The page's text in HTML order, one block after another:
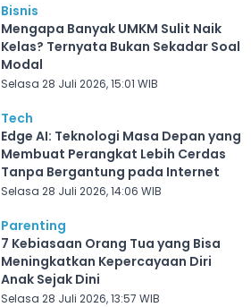
Bisnis
Mengapa Banyak UMKM Sulit Naik
Kelas? Ternyata Bukan Sekadar Soal
Modal
Selasa 28 Juli 2026, 15:01 WIB
Tech
Edge AI: Teknologi Masa Depan yang
Membuat Perangkat Lebih Cerdas
Tanpa Bergantung pada Internet
Selasa 28 Juli 2026, 14:06 WIB
Parenting
7 Kebiasaan Orang Tua yang Bisa
Meningkatkan Kepercayaan Diri
Anak Sejak Dini
Selasa 28 Juli 2026, 13:57 WIB